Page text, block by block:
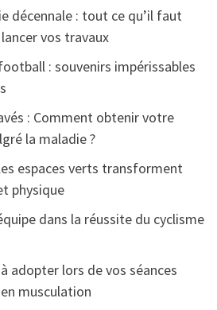
décennale : tout ce qu’il faut
vos travaux
: souvenirs impérissables
: Comment obtenir votre
la maladie ?
espaces verts transforment
physique
dans la réussite du cyclisme
adopter lors de vos séances
musculation